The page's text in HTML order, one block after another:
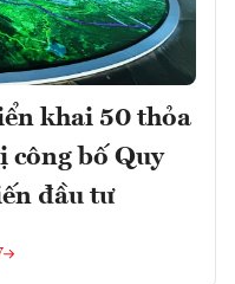
khai 50 thỏa
công bố Quy
đầu tư